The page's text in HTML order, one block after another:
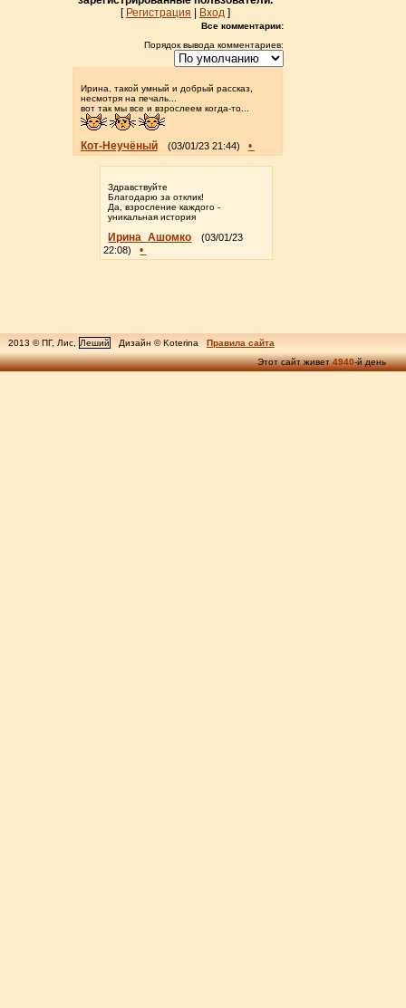
[ Регистрация Вход]
Все комментарии:
Порядок вывода комментариев:
Ирина, такой умный и добрый рассказ,
несмотря на печаль...
вот так мы все и взрослеем когда-то...
Кот-Неучёный (03/01/23 21:44) •
Здравствуйте
Благодарю за отклик!
Да, взросление каждого -
уникальная история
Ирина_Ашомко
(03/01/23
22:08)
•
2013 © ПГ, Лис, Леший Дизайн © Koterina
Правила сайта
Этот сайт живет4940-й день